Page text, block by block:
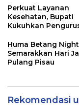
Perkuat Layanan
Kesehatan, Bupati
Kukuhkan
Huma Betang Night
Semarakkan Hari
Pulang Pisau
Rekomendasi